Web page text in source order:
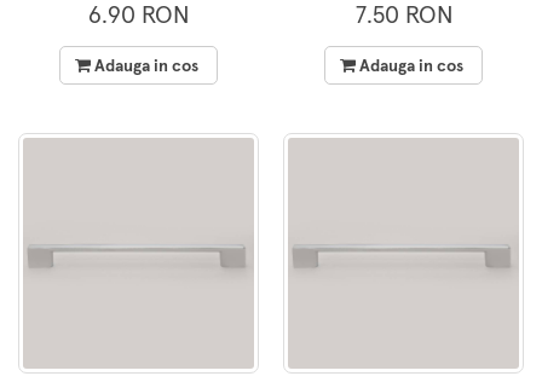
finisaj crom
6.90 RON
Adauga in cos
finisaj crom
7.50 RON
Adauga in cos